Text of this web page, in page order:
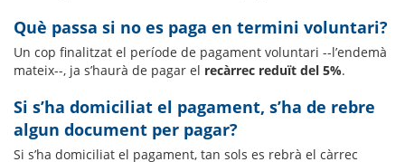
Què passa si no es paga en termini voluntari?
Un cop finalitzat el període de pagament voluntari --l’endemà
mateix--, ja s’haurà de pagar el recàrrec reduït del 5%.
Si s’ha domiciliat el pagament, s’ha de rebre
algun document per pagar?
Si s’ha domiciliat el pagament, tan sols es rebrà el càrrec